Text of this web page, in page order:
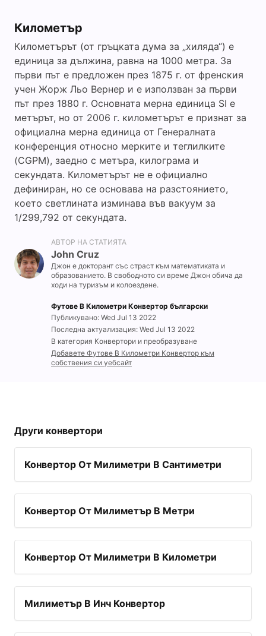
Километър
Километърът (от гръцката дума за „хиляда“) е
единица за дължина, равна на 1000 метра. За
първи път е предложен през 1875 г. от френския
учен Жорж Льо Вернер и е използван за първи
път през 1880 г. Основната мерна единица SI е
метърът, но от 2006 г. километърът е признат за
официална мерна единица от Генералната
конференция относно мерките и теглилките
(CGPM), заедно с метъра, килограма и
секундата. Километърът не е официално
дефиниран, но се основава на разстоянието,
което светлината изминава във вакуум за
1/299,792 от секундата.
АВТОР НА СТАТИЯТА
John Cruz
Джон е докторант със страст към математиката и
образованието. В свободното си време Джон обича да
ходи на туризъм и колоездене.
Футове В Километри Конвертор български
Публикувано: Wed Jul 13 2022
Последна актуализация: Wed Jul 13 2022
В категория Конвертори и преобразуване
Добавете Футове В Километри Конвертор към
собствения си уебсайт
Други конвертори
Конвертор От Милиметри В Сантиметри
Конвертор От Милиметър В Метри
Конвертор От Милиметри В Километри
Милиметър В Инч Конвертор